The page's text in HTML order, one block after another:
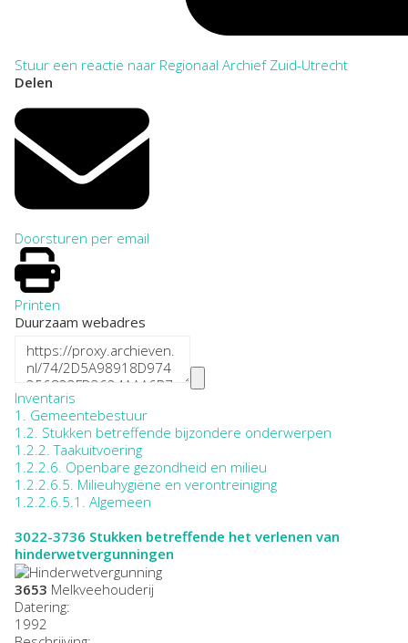
Stuur een reactie naar Regionaal Archief Zuid-Utrecht
Delen
Doorsturen per email
Printen
Duurzaam webadres
Inventaris
1. Gemeentebestuur
1.2. Stukken betreffende bijzondere onderwerpen
1.2.2. Taakuitvoering
1.2.2.6. Openbare gezondheid en milieu
1.2.2.6.5. Milieuhygiëne en verontreiniging
1.2.2.6.5.1. Algemeen
3022-3736 Stukken betreffende het verlenen van
hinderwetvergunningen
3653 Melkveehouderij
Datering:
1992